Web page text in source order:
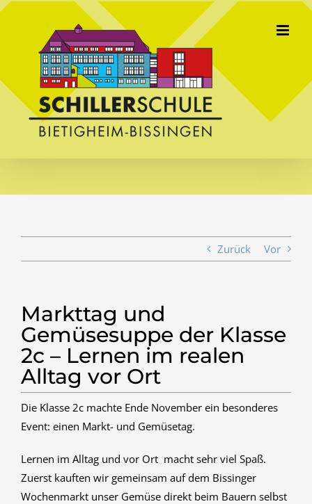
Skip
Zurück Vor
Markttag und
Gemüsesuppe der Klasse
2c – Lernen im realen
Alltag vor Ort
Die Klasse 2c machte Ende November ein besonderes
Event: einen Markt- und Gemüsetag.
Lernen im Alltag und vor Ort macht sehr viel Spaß.
Zuerst kauften wir gemeinsam auf dem Bissinger
Wochenmarkt unser Gemüse direkt beim Bauern selbst